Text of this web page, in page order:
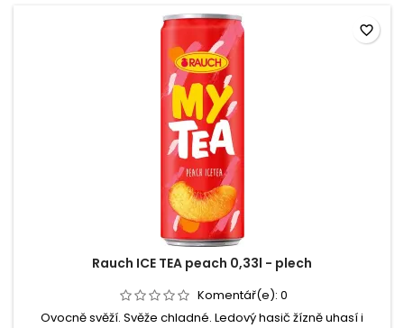
-
Rauch ICE TEA peach 0,33l - plech
Komentář(e): 0
Ovocně svěží. Svěže chladné. Ledový hasič žízně uhasí i
favorite_border